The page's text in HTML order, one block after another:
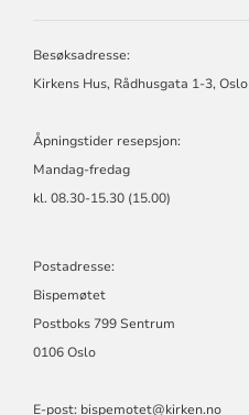
Besøksadresse:
Kirkens Hus, Rådhusgata 1-3, Oslo
Åpningstider resepsjon:
Mandag-fredag
kl. 08.30-15.30 (15.00)
Postadresse:
Bispemøtet
Postboks 799 Sentrum
0106 Oslo
E-post: bispemotet@kirken.no